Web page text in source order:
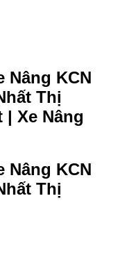
Nâng KCN
Thị
Xe Nâng
Nâng KCN
Thị